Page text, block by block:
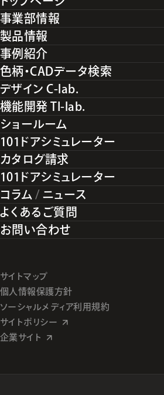
事業部情報
製品情報
事例紹介
色柄・CADデータ検索
デザイン C-lab.
機能開発 TI-lab.
ショールーム
101ドアシミュレーター
カタログ請求
101ドアシミュレーター
コラム / ニュース
よくあるご質問
お問い合わせ
サイトマップ
個人情報保護方針
ソーシャルメディア利用規約
サイトポリシー
企業サイト